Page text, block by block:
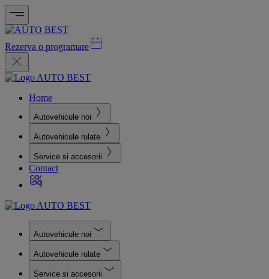
Rezerva o programare
Home
Autovehicule noi
Autovehicule rulate
Service si accesorii
Contact
Autovehicule noi
Autovehicule rulate
Service si accesorii